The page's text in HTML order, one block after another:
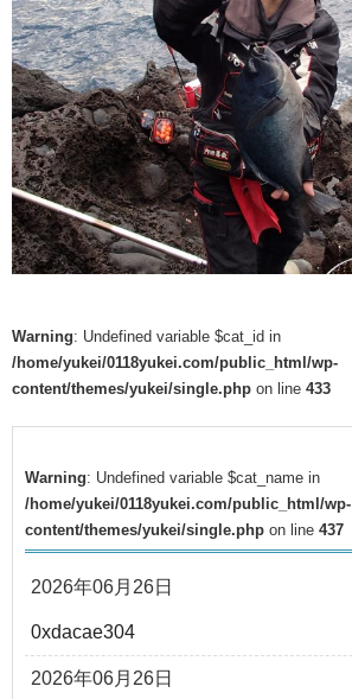
Warning: Undefined variable $cat_id in
/home/yukei/0118yukei.com/public_html/wp-
content/themes/yukei/single.php on line 433
Warning: Undefined variable $cat_name in
/home/yukei/0118yukei.com/public_html/wp-
content/themes/yukei/single.php on line 437
2026年06月26日
0xdacae304
2026年06月26日